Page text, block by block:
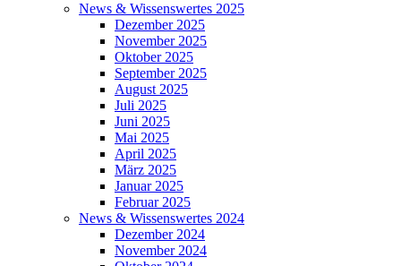
News & Wissenswertes 2025
Dezember 2025
November 2025
Oktober 2025
September 2025
August 2025
Juli 2025
Juni 2025
Mai 2025
April 2025
März 2025
Januar 2025
Februar 2025
News & Wissenswertes 2024
Dezember 2024
November 2024